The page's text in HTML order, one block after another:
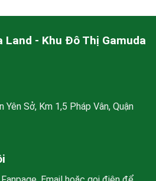
Land - Khu Đô Thị Gamuda
Sở, Km 1,5 Pháp Vân, Quận